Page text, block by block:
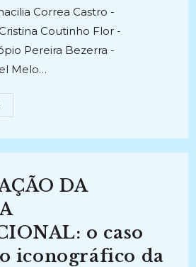
Correa Castro -
Coutinho Flor -
Pereira Bezerra -
Melo…
DA
o caso
iconográfico da